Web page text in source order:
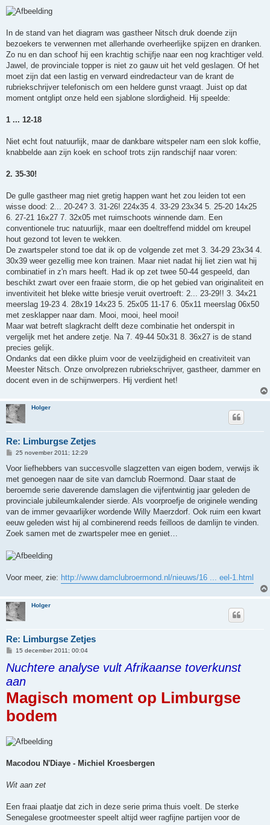
In de stand van het diagram was gastheer Nitsch druk doende zijn
bezoekers te verwennen met allerhande overheerlijke spijzen en dranken.
Zo nu en dan schoof hij een krachtig schijfje naar een nog krachtiger veld.
Jawel, de provinciale topper is niet zo gauw uit het veld geslagen. Of het
moet zijn dat een lastig en verward eindredacteur van de krant de
rubriekschrijver telefonisch om een heldere gunst vraagt. Juist op dat
moment ontglipt onze held een sjablone slordigheid. Hij speelde:
1 ... 12-18
Niet echt fout natuurlijk, maar de dankbare witspeler nam een slok koffie,
knabbelde aan zijn koek en schoof trots zijn randschijf naar voren:
2. 35-30!
De gulle gastheer mag niet gretig happen want het zou leiden tot een
wisse dood: 2... 20-24? 3. 31-26! 224x35 4. 33-29 23x34 5. 25-20 14x25
6. 27-21 16x27 7. 32x05 met ruimschoots winnende dam. Een
conventionele truc natuurlijk, maar een doeltreffend middel om kreupel
hout gezond tot leven te wekken.
De zwartspeler stond toe dat ik op de volgende zet met 3. 34-29 23x34 4.
30x39 weer gezellig mee kon trainen. Maar niet nadat hij liet zien wat hij
combinatief in z'n mars heeft. Had ik op zet twee 50-44 gespeeld, dan
beschikt zwart over een fraaie storm, die op het gebied van originaliteit en
inventiviteit het bleke witte briesje veruit overtroeft: 2... 23-29!! 3. 34x21
meerslag 19-23 4. 28x19 14x23 5. 25x05 11-17 6. 05x11 meerslag 06x50
met zesklapper naar dam. Mooi, mooi, heel mooi!
Maar wat betreft slagkracht delft deze combinatie het onderspit in
vergelijk met het andere zetje. Na 7. 49-44 50x31 8. 36x27 is de stand
precies gelijk.
Ondanks dat een dikke pluim voor de veelzijdigheid en creativiteit van
Meester Nitsch. Onze onvolprezen rubriekschrijver, gastheer, dammer en
docent even in de schijnwerpers. Hij verdient het!
Holger
Re: Limburgse Zetjes
B
r
c
h
25 november 2011; 12:29
Voor liefhebbers van succesvolle slagzetten van eigen bodem, verwijs ik
met genoegen naar de site van damclub Roermond. Daar staat de
beroemde serie daverende damslagen die vijfentwintig jaar geleden de
provinciale jubileumkalender sierde. Als voorproefje de originele wending
van de immer gevaarlijker wordende Willy Maerzdorf. Ook ruim een kwart
eeuw geleden wist hij al combinerend reeds feilloos de damlijn te vinden.
Zoek samen met de zwartspeler mee en geniet…
Voor meer, zie: http://www.damclubroermond.nl/nieuws/16 ... eel-1.html
Holger
Re: Limburgse Zetjes
B
r
i
c
h
t
15 december 2011; 00:04
Nuchtere analyse vult Afrikaanse toverkunst
aan
Magisch moment op Limburgse
bodem
Macodou N'Diaye - Michiel Kroesbergen
Wit aan zet
Een fraai plaatje dat zich in deze serie prima thuis voelt. De sterke
Senegalese grootmeester speelt altijd weer ragfijne partijen voor de